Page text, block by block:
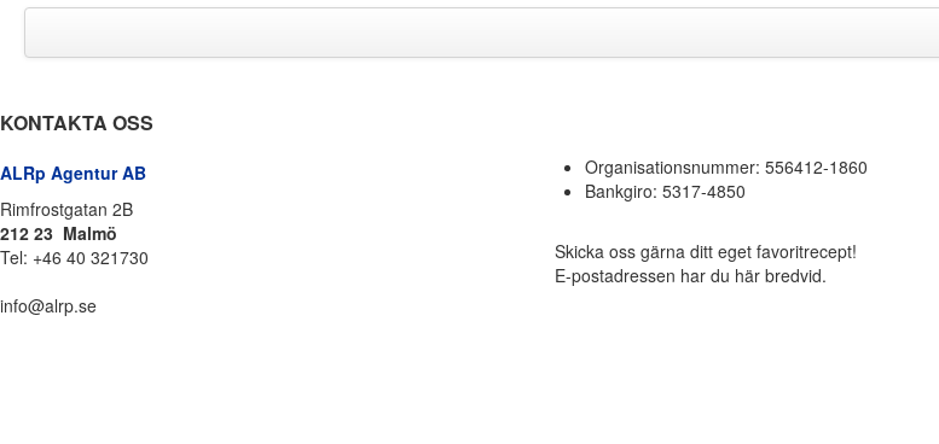
KONTAKTA OSS
ALRp Agentur AB
Rimfrostgatan 2B
212 23 Malmö
Tel: +46 40 321730
info@alrp.se
Organisationsnummer: 556412-1860
Bankgiro: 5317-4850
Skicka oss gärna ditt eget favoritrecept!
​E-postadressen har du här bredvid.